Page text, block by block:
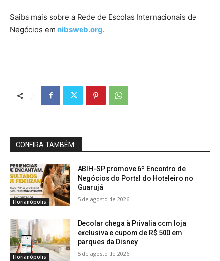
Saiba mais sobre a Rede de Escolas Internacionais de
Negócios em nibsweb.org.
CONFIRA TAMBÉM:
Florianópolis
ABIH-SP promove 6º Encontro de
Negócios do Portal do Hoteleiro no
Guarujá
5 de agosto de 2026
Florianópolis
Decolar chega à Privalia com loja
exclusiva e cupom de R$ 500 em
parques da Disney
5 de agosto de 2026